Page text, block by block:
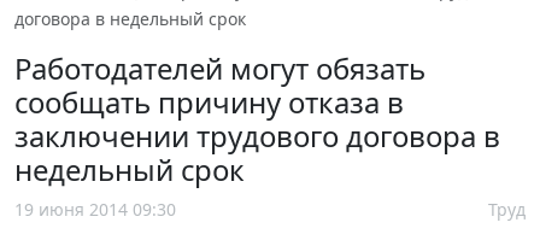
договора в недельный срок
Работодателей могут обязать
сообщать причину отказа в
заключении трудового договора в
недельный срок
19 июня 2014 09:30 Труд